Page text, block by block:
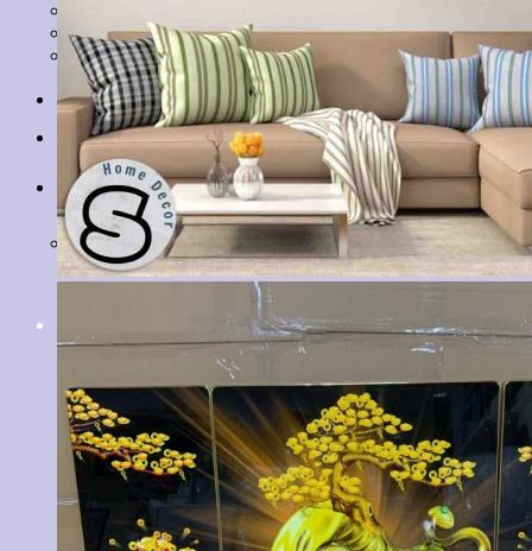
Tranh Tĩnh Vật
Tranh Đồng Quê
Tranh Thuỷ Mặc
Tranh Con Hổ
Tin tức
Liên hệ
Giỏ hàng
Chưa có sản phẩm trong giỏ hàng.
Tìm
kiếm: